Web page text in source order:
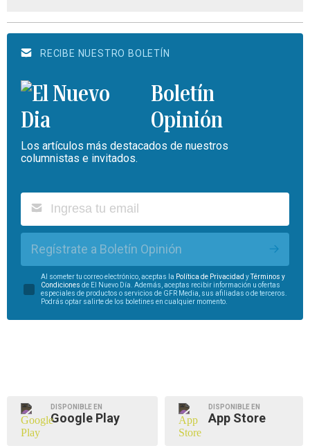
RECIBE NUESTRO BOLETÍN
Boletín
Opinión
Los artículos más destacados de nuestros
columnistas e invitados.
Regístrate a Boletín Opinión
Al someter tu correo electrónico, aceptas la Política de Privacidad yTérminos y
Condiciones de El Nuevo Día. Además, aceptas recibir información u ofertas
especiales de productos o servicios de GFR Media, sus afiliadas o de terceros.
Podrás optar salirte de los boletines en cualquier momento.
DISPONIBLE EN
Google Play
DISPONIBLE EN
App Store